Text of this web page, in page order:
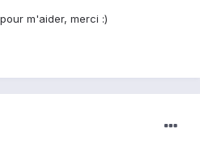
m'aider, merci :)